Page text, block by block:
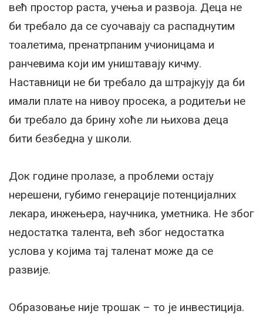
већ простор раста, учења и развоја. Деца не
би требало да се суочавају са распаднутим
тоалетима, пренатрпаним учионицама и
ранчевима који им уништавају кичму.
Наставници не би требало да штрајкују да би
имали плате на нивоу просека, а родитељи не
би требало да брину хоће ли њихова деца
бити безбедна у школи.
Док године пролазе, а проблеми остају
нерешени, губимо генерације потенцијалних
лекара, инжењера, научника, уметника. Не због
недостатка талента, већ због недостатка
услова у којима тај таленат може да се
развије.
Образовање није трошак – то је инвестиција.